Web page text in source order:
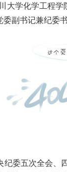
大学化学工程
副书记兼纪委
纪委五次全会、